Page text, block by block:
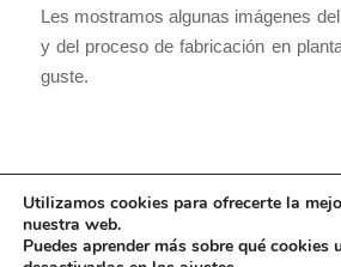
Les mostramos algunas imágenes
y del proceso de fabricación en
guste.
Utilizamos cookies para ofrecerte la
nuestra web.
Puedes aprender más sobre qué cookies